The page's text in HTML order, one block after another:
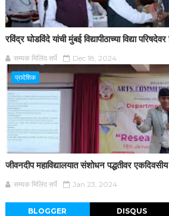
रविंद्र घोडविंदे यांची मुंबई विद्यापीठाच्या विद्या
सम्यक मिलिंद सर्पे Dec 18, 2024
प्रादेशिक
जीवनदीप महाविद्यालयात संशोधन पद्धतीवर
सम्यक मिलिंद सर्पे Jan 23, 2024
BLOGGER DISQUS